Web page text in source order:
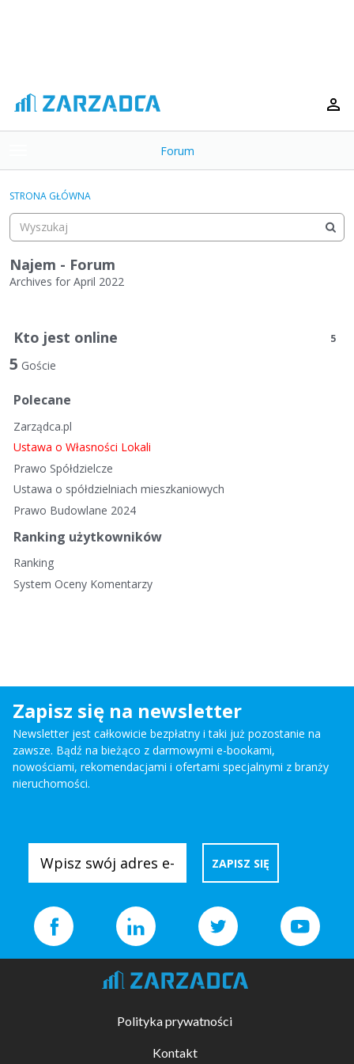
o
g
e
m
e
n
Forum
Kategorie
Dyskusje
Aktywność
STRONA GŁÓWNA
Najem - Forum
Archives for April 2022
s
t
d
s
k
u
s
n
Kto jest online 5
5 Goście
Polecane
Zarządca.pl
Ustawa o Własności Lokali
Prawo Spółdzielcze
Ustawa o spółdzielniach mieszkaniowych
Prawo Budowlane 2024
Ranking użytkowników
Ranking
System Oceny Komentarzy
Zapisz się na newsletter
Newsletter jest całkowicie bezpłatny i taki już pozostanie na
zawsze. Bądź na bieżąco z darmowymi e-bookami,
nowościami, rekomendacjami i ofertami specjalnymi z branży
nieruchomości.
Polityka prywatności
Kontakt